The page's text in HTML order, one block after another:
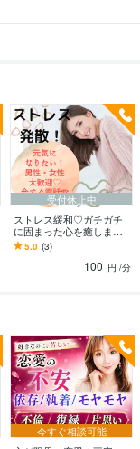
受付休止中
ストレス緩和♡ガチガチ
に固まった心を癒します
心のデトックスしません
か？自分の心を解放し疲
労緩和しましょう
5.0 (3)
100 円 /分
今すぐ相談可能